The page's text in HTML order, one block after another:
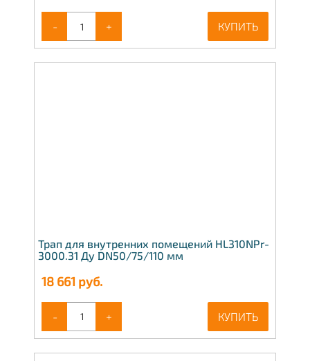
- + КУПИТЬ
Трап для внутренних помещений HL310NPr-
3000.31 Ду DN50/75/110 мм
18 661 руб.
- + КУПИТЬ